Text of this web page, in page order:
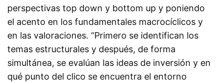
perspectivas top down y bottom up y poniendo
el acento en los fundamentales macrocíclicos y
en las valoraciones. “Primero se identifican los
temas estructurales y después, de forma
simultánea, se evalúan las ideas de inversión y en
qué punto del clico se encuentra el entorno